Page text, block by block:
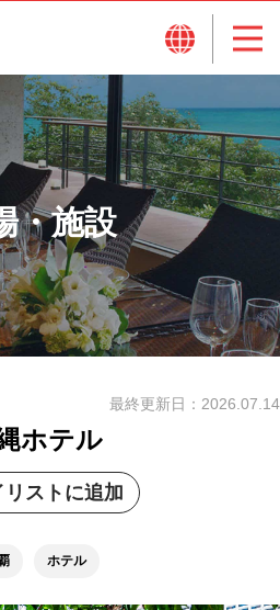
・施設
最終更新日： 2026.07.14
ホテル
リストに追加
ホテル